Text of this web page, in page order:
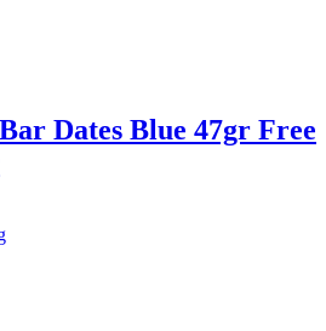
Dates Blue 47gr Free